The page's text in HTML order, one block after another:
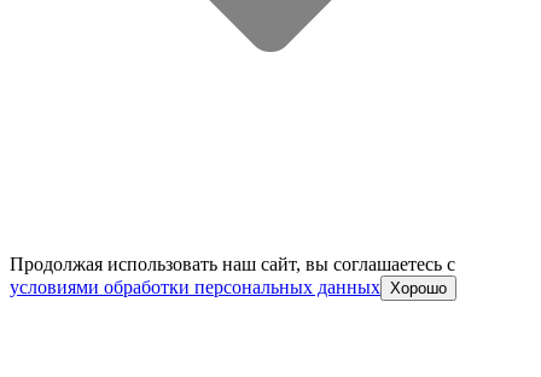
Продолжая использовать наш сайт, вы соглашаетесь c
условиями обработки персональных данных Хорошо